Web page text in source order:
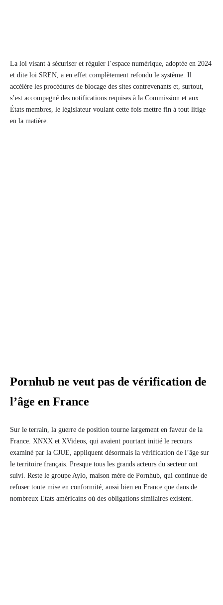
La loi visant à sécuriser et réguler l’espace numérique, adoptée en 2024
et dite loi SREN, a en effet complètement refondu le système. Il
accélère les procédures de blocage des sites contrevenants et, surtout,
s’est accompagné des notifications requises à la Commission et aux
États membres, le législateur voulant cette fois mettre fin à tout litige
en la matière.
Pornhub ne veut pas de vérification de
l’âge en France
Sur le terrain, la guerre de position tourne largement en faveur de la
France. XNXX et XVideos, qui avaient pourtant initié le recours
examiné par la CJUE, appliquent désormais la vérification de l’âge sur
le territoire français. Presque tous les grands acteurs du secteur ont
suivi. Reste le groupe Aylo, maison mère de Pornhub, qui continue de
refuser toute mise en conformité, aussi bien en France que dans de
nombreux Etats américains où des obligations similaires existent.